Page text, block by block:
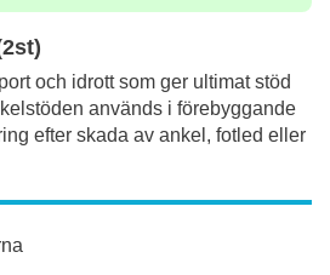
och idrott som ger ultimat stöd
används i förebyggande
efter skada av ankel, fotled eller